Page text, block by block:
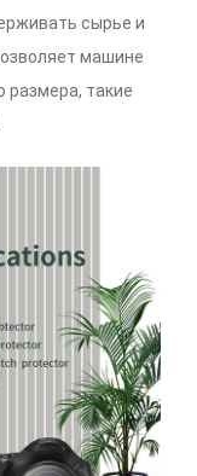
сырье и
машине
размера, такие